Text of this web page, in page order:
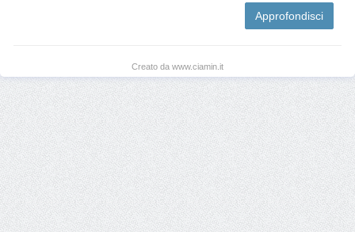
Approfondisci
Creato da www.ciamin.it